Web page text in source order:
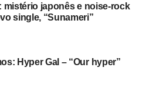
in Tokyo, I
happens in
secs – <100
missed
mistério japonês e noise-rock
single, “Sunameri”
Hyper Gal – “Our hyper”